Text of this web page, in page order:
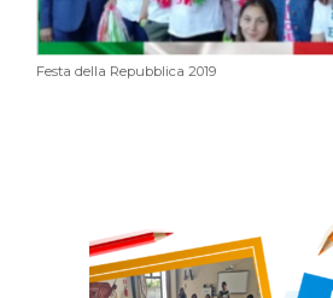
Festa della Repubblica 2019